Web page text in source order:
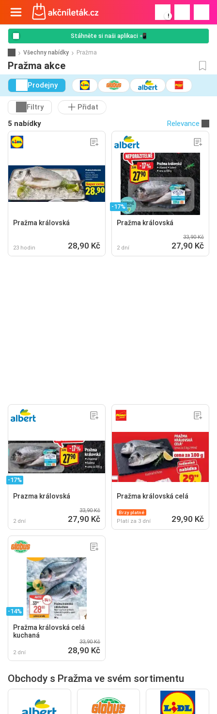
!
Stáhněte si naši aplikaci 📲
Všechny nabídky Pražma
Pražma akce
Prodejny
Filtry
Přidat
5 nabídky
Relevance
Pražma královská
23 hodin 28,90 Kč
-17%
Pražma královská
2 dní
33,90 Kč
27,90 Kč
-17%
Prazma královská
2 dní
33,90 Kč
27,90 Kč
Pražma královská celá
Brzy platné
Platí za 3 dní 29,90 Kč
-14%
Pražma královská celá
kuchaná
2 dní
33,90 Kč
28,90 Kč
Obchody s Pražma ve svém sortimentu